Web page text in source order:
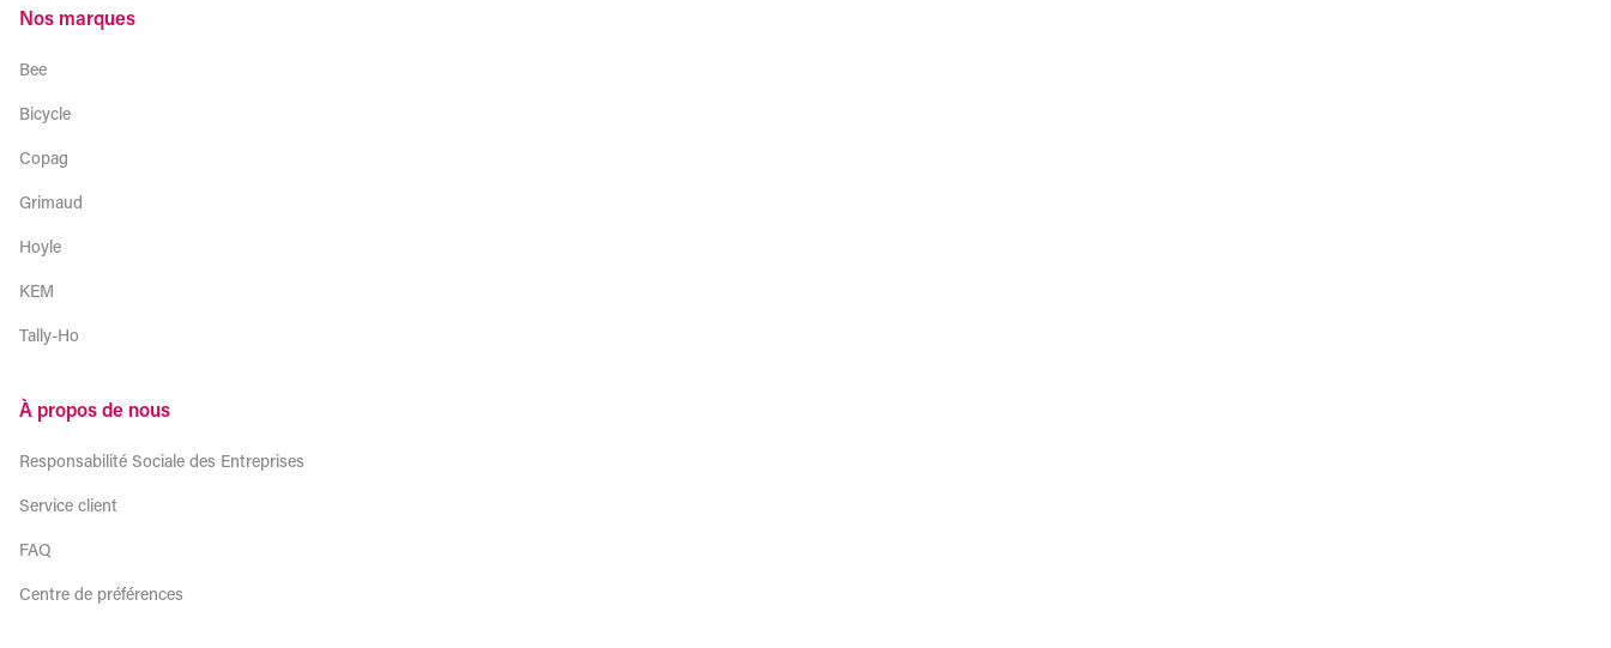
Nos marques
Bee
Bicycle
Copag
Grimaud
Hoyle
KEM
Tally-Ho
À propos de nous
Responsabilité Sociale des Entreprises
Service client
FAQ
Centre de préférences